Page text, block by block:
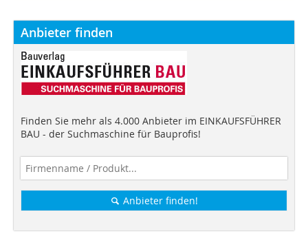
Anbieter finden
Finden Sie mehr als 4.000 Anbieter im EINKAUFSFÜHRER
BAU - der Suchmaschine für Bauprofis!
Anbieter finden!